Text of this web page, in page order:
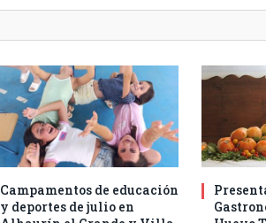
Campamentos de educación
y deportes de julio en